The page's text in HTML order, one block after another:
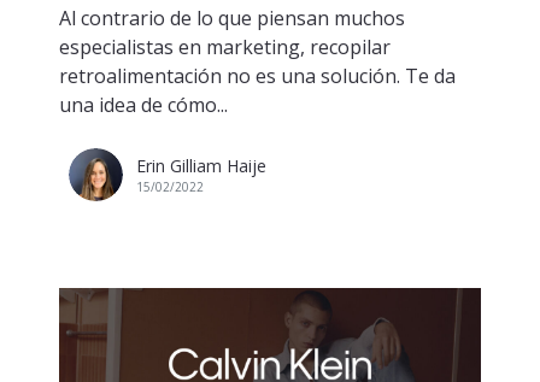
Al contrario de lo que piensan muchos
especialistas en marketing, recopilar
retroalimentación no es una solución. Te da
una idea de cómo...
Erin Gilliam Haije
15/02/2022